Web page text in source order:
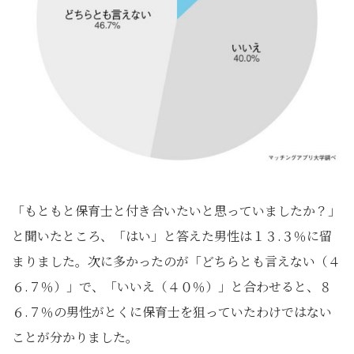
「もともと保育士と付き合いたいと思っていましたか？」
と聞いたところ、「はい」と答えた男性は１３.３％に留
まりました。次に多かったのが「どちらとも言えない（４
６.７％）」で、「いいえ（４０％）」と合わせると、８
６.７％の男性がとくに保育士を狙っていたわけではない
ことが分かりました。